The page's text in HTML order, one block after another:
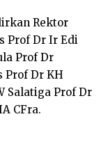
Rektor
Prof Dr Ir Edi
Prof Dr
Prof Dr KH
Salatiga Prof Dr
CFra.